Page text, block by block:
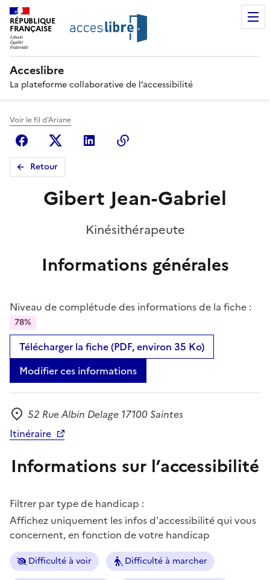
RÉPUBLIQUE
FRANÇAISE
Acceslibre
La plateforme collaborative de l’accessibilité
Voir le fil d'Ariane
FacebookX (anciennement Twitter)
Linkedin
Retour
Gibert Jean-Gabriel
Kinésithérapeute
Informations générales
Niveau de complétude des informations de la fiche :
78%
Télécharger la fiche (PDF, environ 35 Ko)
Modifier ces informations
Adresse
52 Rue Albin Delage 17100 Saintes
Itinéraire
Informations sur l’accessibilité
Filtrer par type de handicap :
Affichez uniquement les infos d'accessibilité qui vous
concernent, en fonction de votre handicap
Difficulté à voir Difficulté à marcher